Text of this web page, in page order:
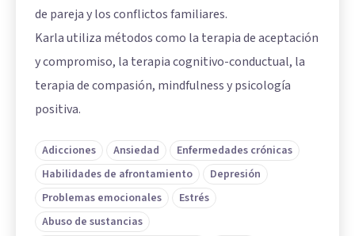
de pareja y los conflictos familiares.
Karla utiliza métodos como la terapia de aceptación
y compromiso, la terapia cognitivo-conductual, la
terapia de compasión, mindfulness y psicología
positiva.
Adicciones Ansiedad
Enfermedades crónicas
Habilidades de afrontamiento
Depresión
Problemas emocionales
Estrés
Abuso de sustancias